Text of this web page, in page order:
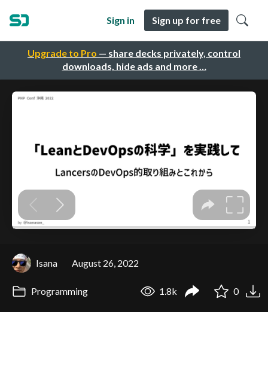
Upgrade to Pro — share decks privately, control
downloads, hide ads and more …
Sign in Sign up for free
Isana August 26, 2022
Programming 1.8k 0